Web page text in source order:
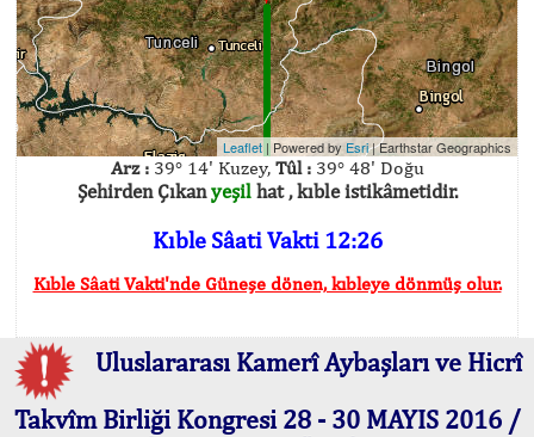
Leaflet | Powered byEsri|Earthstar Geographics
Arz :39° 14' Kuzey, Tûl :39° 48' Doğu
Şehirden Çıkanyeşilhat , kıble istikâmetidir.
Kıble Sâati Vakti 12:26
Kıble Sâati Vakti'nde Güneşe dönen, kıbleye dönmüş olur.
Uluslararası Kamerî Aybaşları ve Hicrî
Takvîm Birliği Kongresi 28 - 30 MAYIS 2016 /